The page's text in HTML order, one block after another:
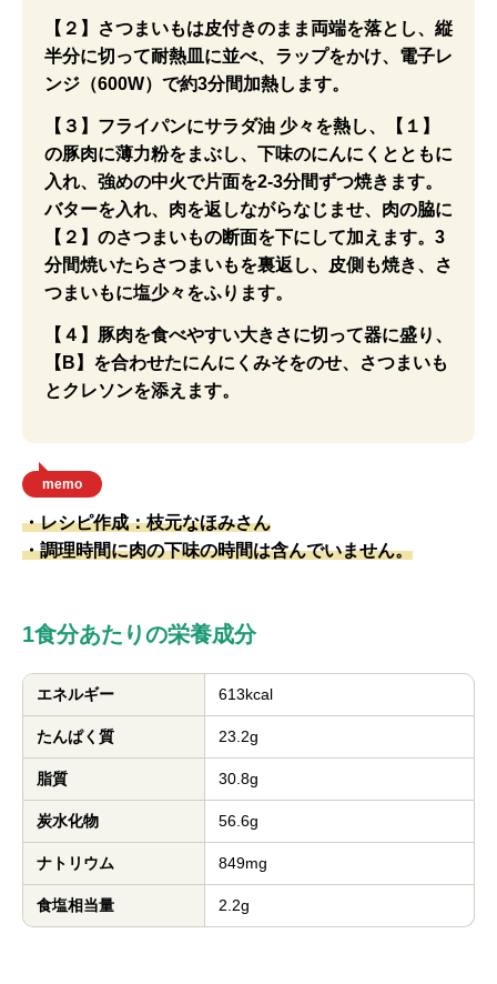
【２】さつまいもは皮付きのまま両端を落とし、縦
半分に切って耐熱皿に並べ、ラップをかけ、電子レ
ンジ（600W）で約3分間加熱します。
【３】フライパンにサラダ油 少々を熱し、【１】
の豚肉に薄力粉をまぶし、下味のにんにくとともに
入れ、強めの中火で片面を2-3分間ずつ焼きます。
バターを入れ、肉を返しながらなじませ、肉の脇に
【２】のさつまいもの断面を下にして加えます。3
分間焼いたらさつまいもを裏返し、皮側も焼き、さ
つまいもに塩少々をふります。
【４】豚肉を食べやすい大きさに切って器に盛り、
【B】を合わせたにんにくみそをのせ、さつまいも
とクレソンを添えます。
memo
・レシピ作成：枝元なほみさん
・調理時間に肉の下味の時間は含んでいません。
1食分あたりの栄養成分
エネルギー 613kcal
たんぱく質 23.2g
脂質 30.8g
炭水化物 56.6g
ナトリウム 849mg
食塩相当量 2.2g